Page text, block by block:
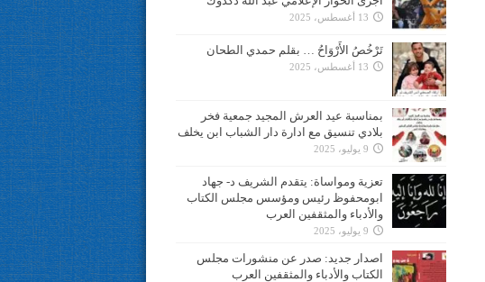
13 أغسطس، 2025
تَرْخُصُ الأَرْوَاحُ … بقلم حمدي الطحان
13 أغسطس، 2025
بمناسبة عيد العرش المجيد جمعية فخر
بلادي تنسيق مع ادارة دار الشباب ابن يخلف
9 يوليو، 2025
تعزية ومواساة: يتقدم الشريف د- جهاد
ابومحفوظ رئيس ومؤسس مجلس الكتاب
والأدباء والمثقفين العرب
9 يوليو، 2025
اصدار جديد: صدر عن منشورات مجلس
الكتاب والأدباء والمثقفين العرب